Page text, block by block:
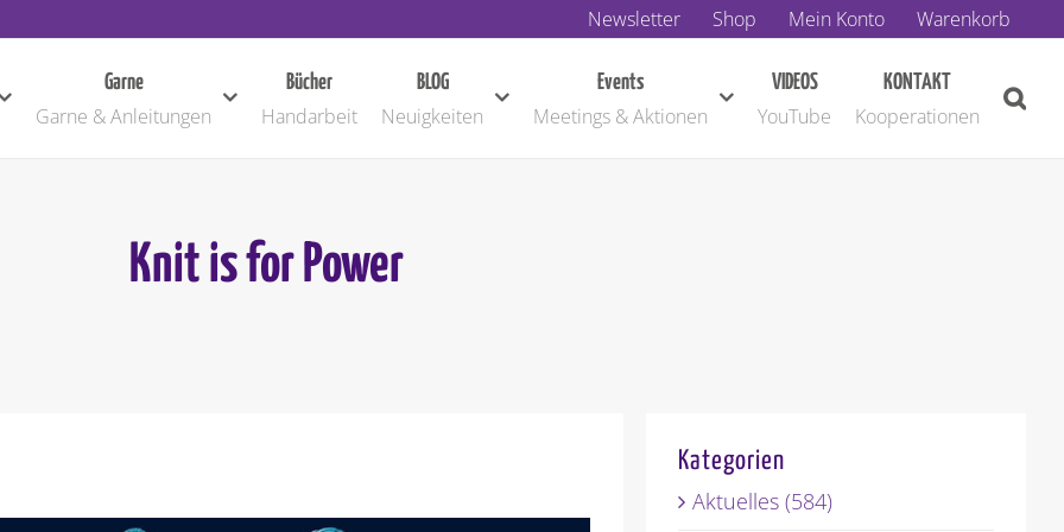
Newsletter Shop Mein Konto Warenkorb
Garne
Garne & Anleitungen
Bücher
Handarbeit
BLOG
Neuigkeiten
Events
Meetings & Aktionen
VIDEOS
YouTube
KONTAKT
Kooperationen
Knit is for Power
Kategorien
Aktuelles (584)